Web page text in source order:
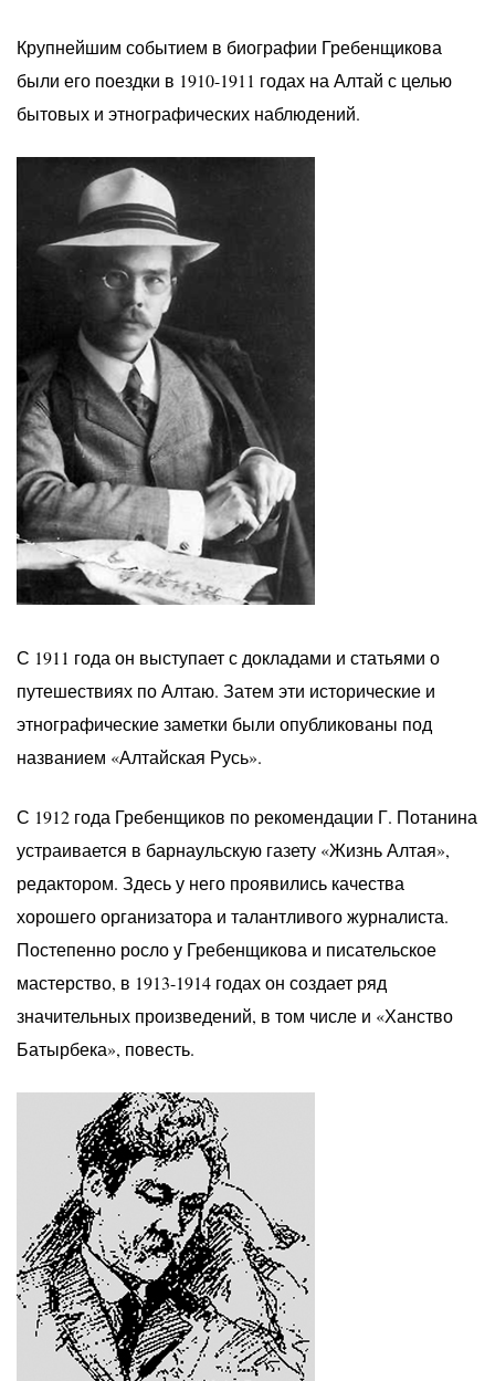
Крупнейшим событием в биографии Гребенщикова
были его поездки в 1910-1911 годах на Алтай с целью
бытовых и этнографических наблюдений.
С 1911 года он выступает с докладами и статьями о
путешествиях по Алтаю. Затем эти исторические и
этнографические заметки были опубликованы под
названием «Алтайская Русь».
С 1912 года Гребенщиков по рекомендации Г. Потанина
устраивается в барнаульскую газету «Жизнь Алтая»,
редактором. Здесь у него проявились качества
хорошего организатора и талантливого журналиста.
Постепенно росло у Гребенщикова и писательское
мастерство, в 1913-1914 годах он создает ряд
значительных произведений, в том числе и «Ханство
Батырбека», повесть.